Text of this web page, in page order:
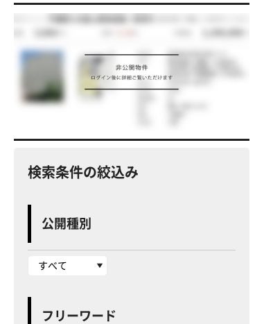
検索条件の絞込み
公開種別
フリーワード